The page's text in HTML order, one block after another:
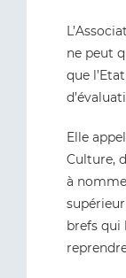
ne peut
que
Elle
Culture,
à
brefs